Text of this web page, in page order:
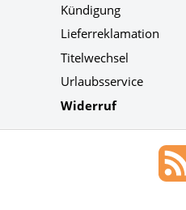
Kündigung
Lieferreklamation
Titelwechsel
Urlaubsservice
Widerruf